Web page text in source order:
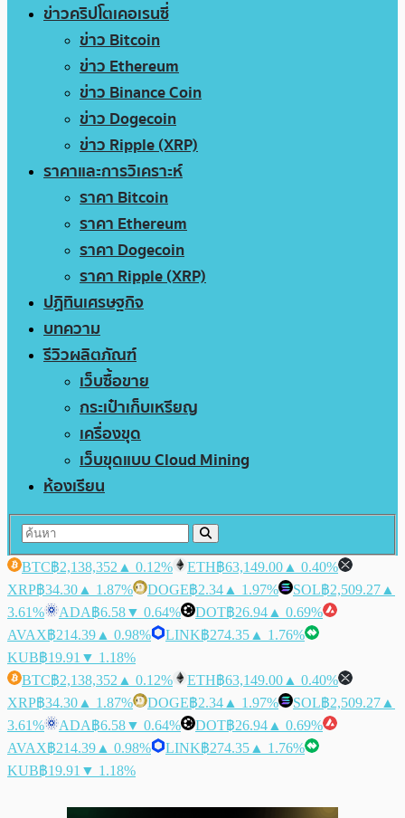
ข่าวคริปโตเคอเรนซี่
ข่าว Bitcoin
ข่าว Ethereum
ข่าว Binance Coin
ข่าว Dogecoin
ข่าว Ripple (XRP)
ราคาและการวิเคราะห์
ราคา Bitcoin
ราคา Ethereum
ราคา Dogecoin
ราคา Ripple (XRP)
ปฏิทินเศรษฐกิจ
บทความ
รีวิวผลิตภัณฑ์
เว็บซื้อขาย
กระเป๋าเก็บเหรียญ
เครื่องขุด
เว็บขุดแบบ Cloud Mining
ห้องเรียน
BTC฿2,138,352 ▲ 0.12% ETH฿63,149.00 ▲ 0.40%
XRP฿34.30 ▲ 1.87% DOGE฿2.34 ▲ 1.97% SOL฿2,509.27 ▲
3.61%
ADA฿6.58▼ 0.64% DOT฿26.94 ▲ 0.69%
AVAX฿214.39 ▲ 0.98% LINK฿274.35 ▲ 1.76%
KUB฿19.91 ▼ 1.18%
BTC฿2,138,352 ▲ 0.12% ETH฿63,149.00 ▲ 0.40%
XRP฿34.30 ▲ 1.87% DOGE฿2.34 ▲ 1.97% SOL฿2,509.27 ▲
3.61%
ADA฿6.58▼ 0.64% DOT฿26.94 ▲ 0.69%
AVAX฿214.39 ▲ 0.98% LINK฿274.35 ▲ 1.76%
KUB฿19.91 ▼ 1.18%